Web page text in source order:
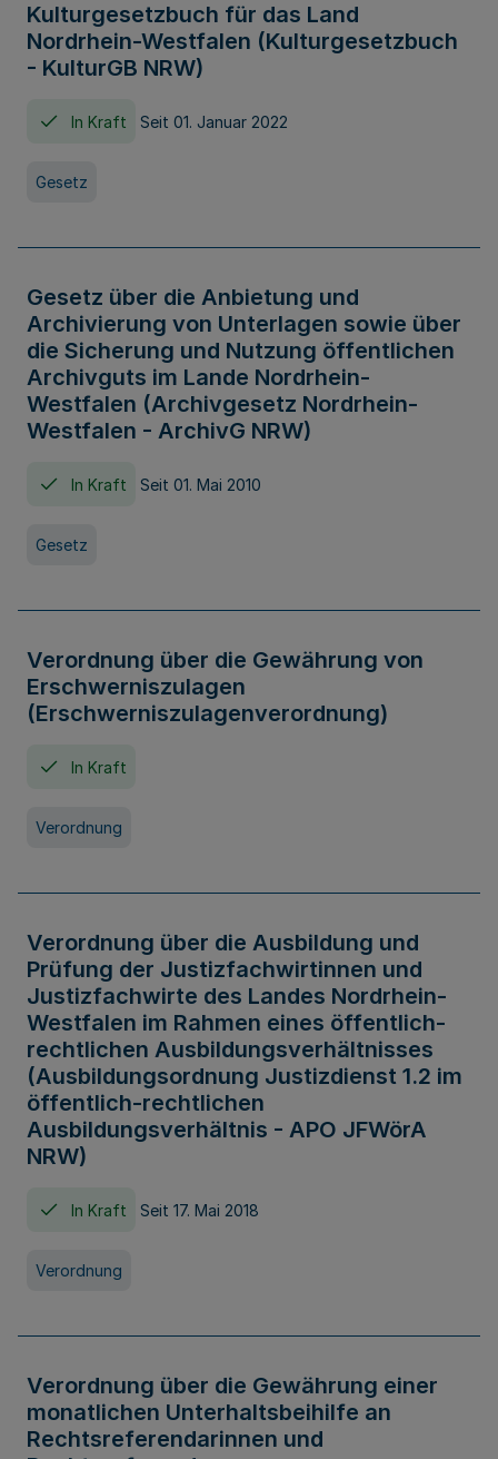
Kulturgesetzbuch für das Land
Nordrhein-Westfalen (Kulturgesetzbuch
- KulturGB NRW)
In Kraft Seit 01. Januar 2022
Gesetz
Gesetz über die Anbietung und
Archivierung von Unterlagen sowie über
die Sicherung und Nutzung öffentlichen
Archivguts im Lande Nordrhein-
Westfalen (Archivgesetz Nordrhein-
Westfalen - ArchivG NRW)
In Kraft Seit 01. Mai 2010
Gesetz
Verordnung über die Gewährung von
Erschwerniszulagen
(Erschwerniszulagenverordnung)
In Kraft
Verordnung
Verordnung über die Ausbildung und
Prüfung der Justizfachwirtinnen und
Justizfachwirte des Landes Nordrhein-
Westfalen im Rahmen eines öffentlich-
rechtlichen Ausbildungsverhältnisses
(Ausbildungsordnung Justizdienst 1.2 im
öffentlich-rechtlichen
Ausbildungsverhältnis - APO JFWörA
NRW)
In Kraft Seit 17. Mai 2018
Verordnung
Verordnung über die Gewährung einer
monatlichen Unterhaltsbeihilfe an
Rechtsreferendarinnen und